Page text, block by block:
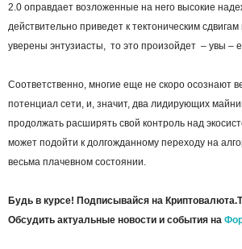
2.0 оправдает возложенные на него высокие
действительно приведет к тектоническим сдвигам
уверены энтузиасты, то это произойдет – увы –
Соответственно, многие еще не скоро осознают
потенциал сети, и, значит, два лидирующих
продолжать расширять свой контроль над
может подойти к долгожданному переходу на
весьма плачевном состоянии.
Будь в курсе! Подписывайся на
Обсудить актуальные новости и события на